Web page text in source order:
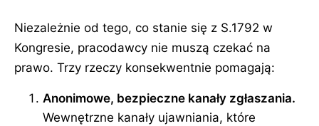
Niezależnie od tego, co stanie się z S.1792 w
Kongresie, pracodawcy nie muszą czekać na
prawo. Trzy rzeczy konsekwentnie pomagają:
Anonimowe, bezpieczne kanały zgłaszania.
Wewnętrzne kanały ujawniania, które